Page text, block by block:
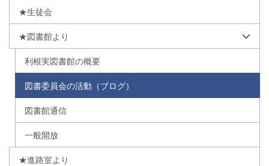
★生徒会
★図書館より
利根実図書館の概要
図書委員会の活動（ブログ）
図書館通信
一般開放
★進路室より